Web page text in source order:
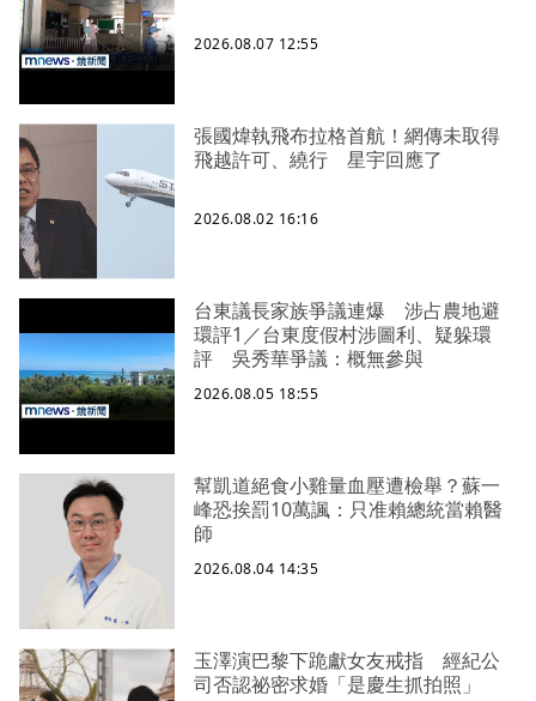
2026.08.07 12:55
張國煒執飛布拉格首航！網傳未取得
飛越許可、繞行 星宇回應了
2026.08.02 16:16
台東議長家族爭議連爆 涉占農地避
環評1／台東度假村涉圖利、疑躲環
評 吳秀華爭議：概無參與
2026.08.05 18:55
幫凱道絕食小雞量血壓遭檢舉？蘇一
峰恐挨罰10萬諷：只准賴總統當賴醫
師
2026.08.04 14:35
玉澤演巴黎下跪獻女友戒指 經紀公
司否認祕密求婚「是慶生抓拍照」